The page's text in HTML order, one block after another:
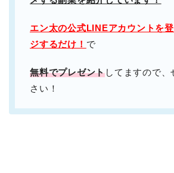
エン太の公式LINEアカウントを
ジするだけ！ で
無料でプレゼントしてますので
さい！